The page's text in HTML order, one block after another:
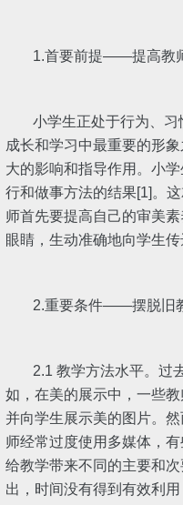
1.首要前提――提高教
小学生正处于行为、
成长和学习中最重要的形
大的影响和指导作用。小
行和做事方法的结果[1]。
师首先要提高自己的审美
眼睛，生动准确地向学生传
2.重要条件――摆脱旧
2.1 教学方法水平。过
如，在美的展示中，一些
并向学生展示美的图片。
师经常过度使用多媒体，
给教学带来不同的主要和
出，时间没有得到有效利